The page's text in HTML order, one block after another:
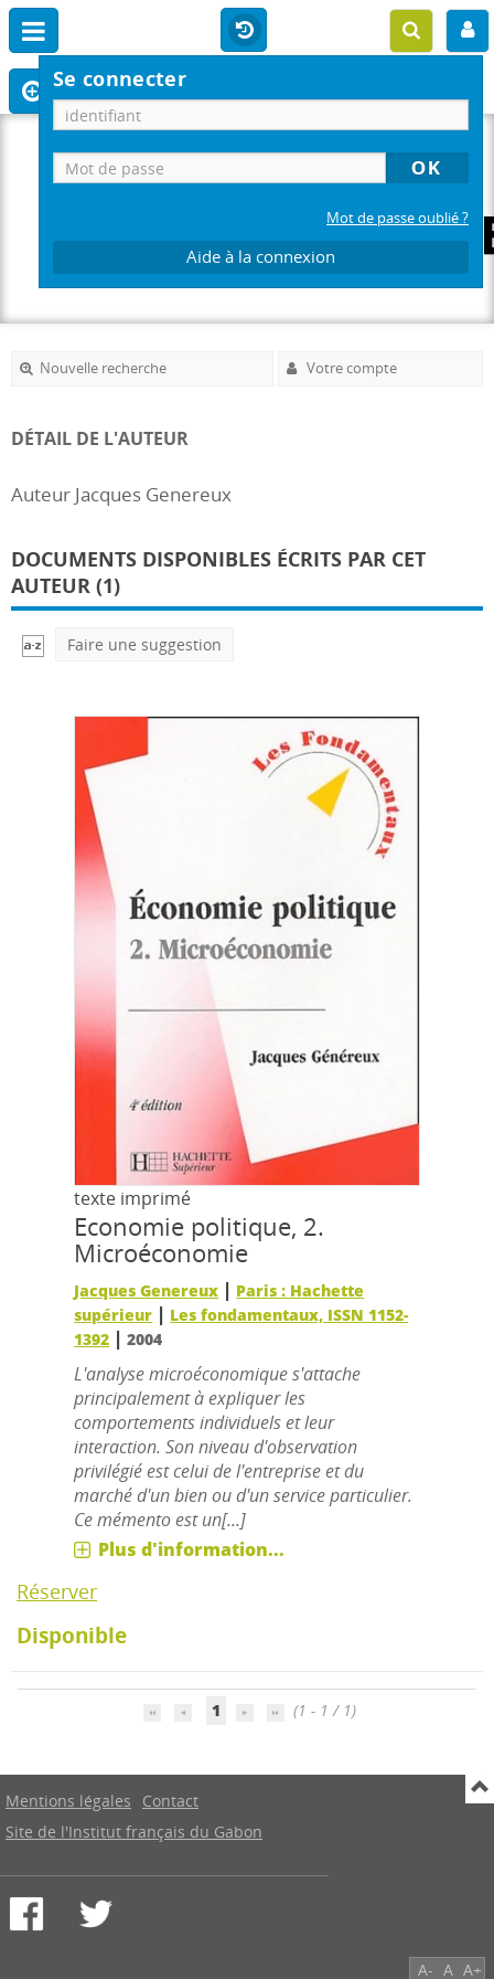
Se connecter
Mot de passe oublié ?
Aide à la connexion
Nouvelle recherche Votre compte
DÉTAIL DE L'AUTEUR
Auteur Jacques Genereux
DOCUMENTS DISPONIBLES ÉCRITS PAR CET
AUTEUR (1)
Faire une suggestion
texte imprimé
Economie politique, 2.
Microéconomie
Jacques Genereux | Paris : Hachette
supérieur | Les fondamentaux, ISSN 1152-
1392 |2004
L'analyse microéconomique s'attache
principalement à expliquer les
comportements individuels et leur
interaction. Son niveau d'observation
privilégié est celui de l'entreprise et du
marché d'un bien ou d'un service particulier.
Ce mémento est un[...]
Plus d'information...
Réserver
Disponible
1 (1 - 1 / 1)
Mentions légales
Contact
Site de l'Institut français du Gabon
A- A A+